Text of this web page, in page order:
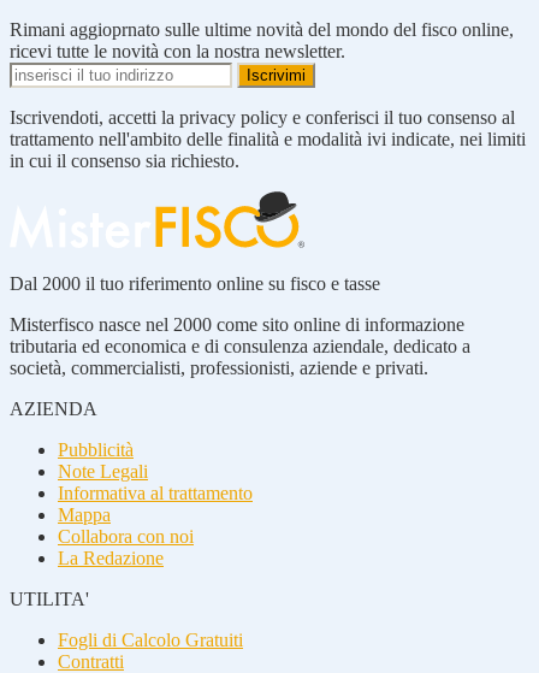
Rimani aggioprnato sulle ultime novità del mondo del fisco online,
ricevi tutte le novità con la nostra newsletter.
Iscrivendoti, accetti la privacy policy e conferisci il tuo consenso al
trattamento nell'ambito delle finalità e modalità ivi indicate, nei limiti
in cui il consenso sia richiesto.
Dal 2000 il tuo riferimento online su fisco e tasse
Misterfisco nasce nel 2000 come sito online di informazione
tributaria ed economica e di consulenza aziendale, dedicato a
società, commercialisti, professionisti, aziende e privati.
AZIENDA
Pubblicità
Note Legali
Informativa al trattamento
Mappa
Collabora con noi
La Redazione
UTILITA'
Fogli di Calcolo Gratuiti
Contratti